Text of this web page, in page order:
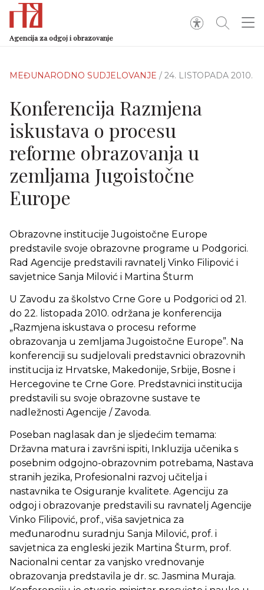
Agencija za odgoj i obrazovanje
MEĐUNARODNO SUDJELOVANJE / 24. LISTOPADA 2010.
Konferencija Razmjena
iskustava o procesu
reforme obrazovanja u
zemljama Jugoistočne
Europe
Obrazovne institucije Jugoistočne Europe
predstavile svoje obrazovne programe u Podgorici.
Rad Agencije predstavili ravnatelj Vinko Filipović i
savjetnice Sanja Milović i Martina Šturm
U Zavodu za školstvo Crne Gore u Podgorici od 21.
do 22. listopada 2010. održana je konferencija
„Razmjena iskustava o procesu reforme
obrazovanja u zemljama Jugoistočne Europe”. Na
konferenciji su sudjelovali predstavnici obrazovnih
institucija iz Hrvatske, Makedonije, Srbije, Bosne i
Hercegovine te Crne Gore. Predstavnici institucija
predstavili su svoje obrazovne sustave te
nadležnosti Agencije / Zavoda.
Poseban naglasak dan je sljedećim temama:
Državna matura i završni ispiti, Inkluzija učenika s
posebnim odgojno-obrazovnim potrebama, Nastava
stranih jezika, Profesionalni razvoj učitelja i
nastavnika te Osiguranje kvalitete. Agenciju za
odgoj i obrazovanje predstavili su ravnatelj Agencije
Vinko Filipović, prof., viša savjetnica za
međunarodnu suradnju Sanja Milović, prof. i
savjetnica za engleski jezik Martina Šturm, prof.
Nacionalni centar za vanjsko vrednovanje
obrazovanja predstavila je dr. sc. Jasmina Muraja.